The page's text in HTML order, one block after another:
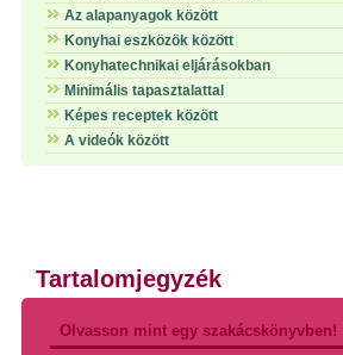
Az alapanyagok között
Konyhai eszközök között
Konyhatechnikai eljárásokban
Minimális tapasztalattal
Képes receptek között
A videók között
Tartalomjegyzék
Olvasson mint egy szakácskönyvben!